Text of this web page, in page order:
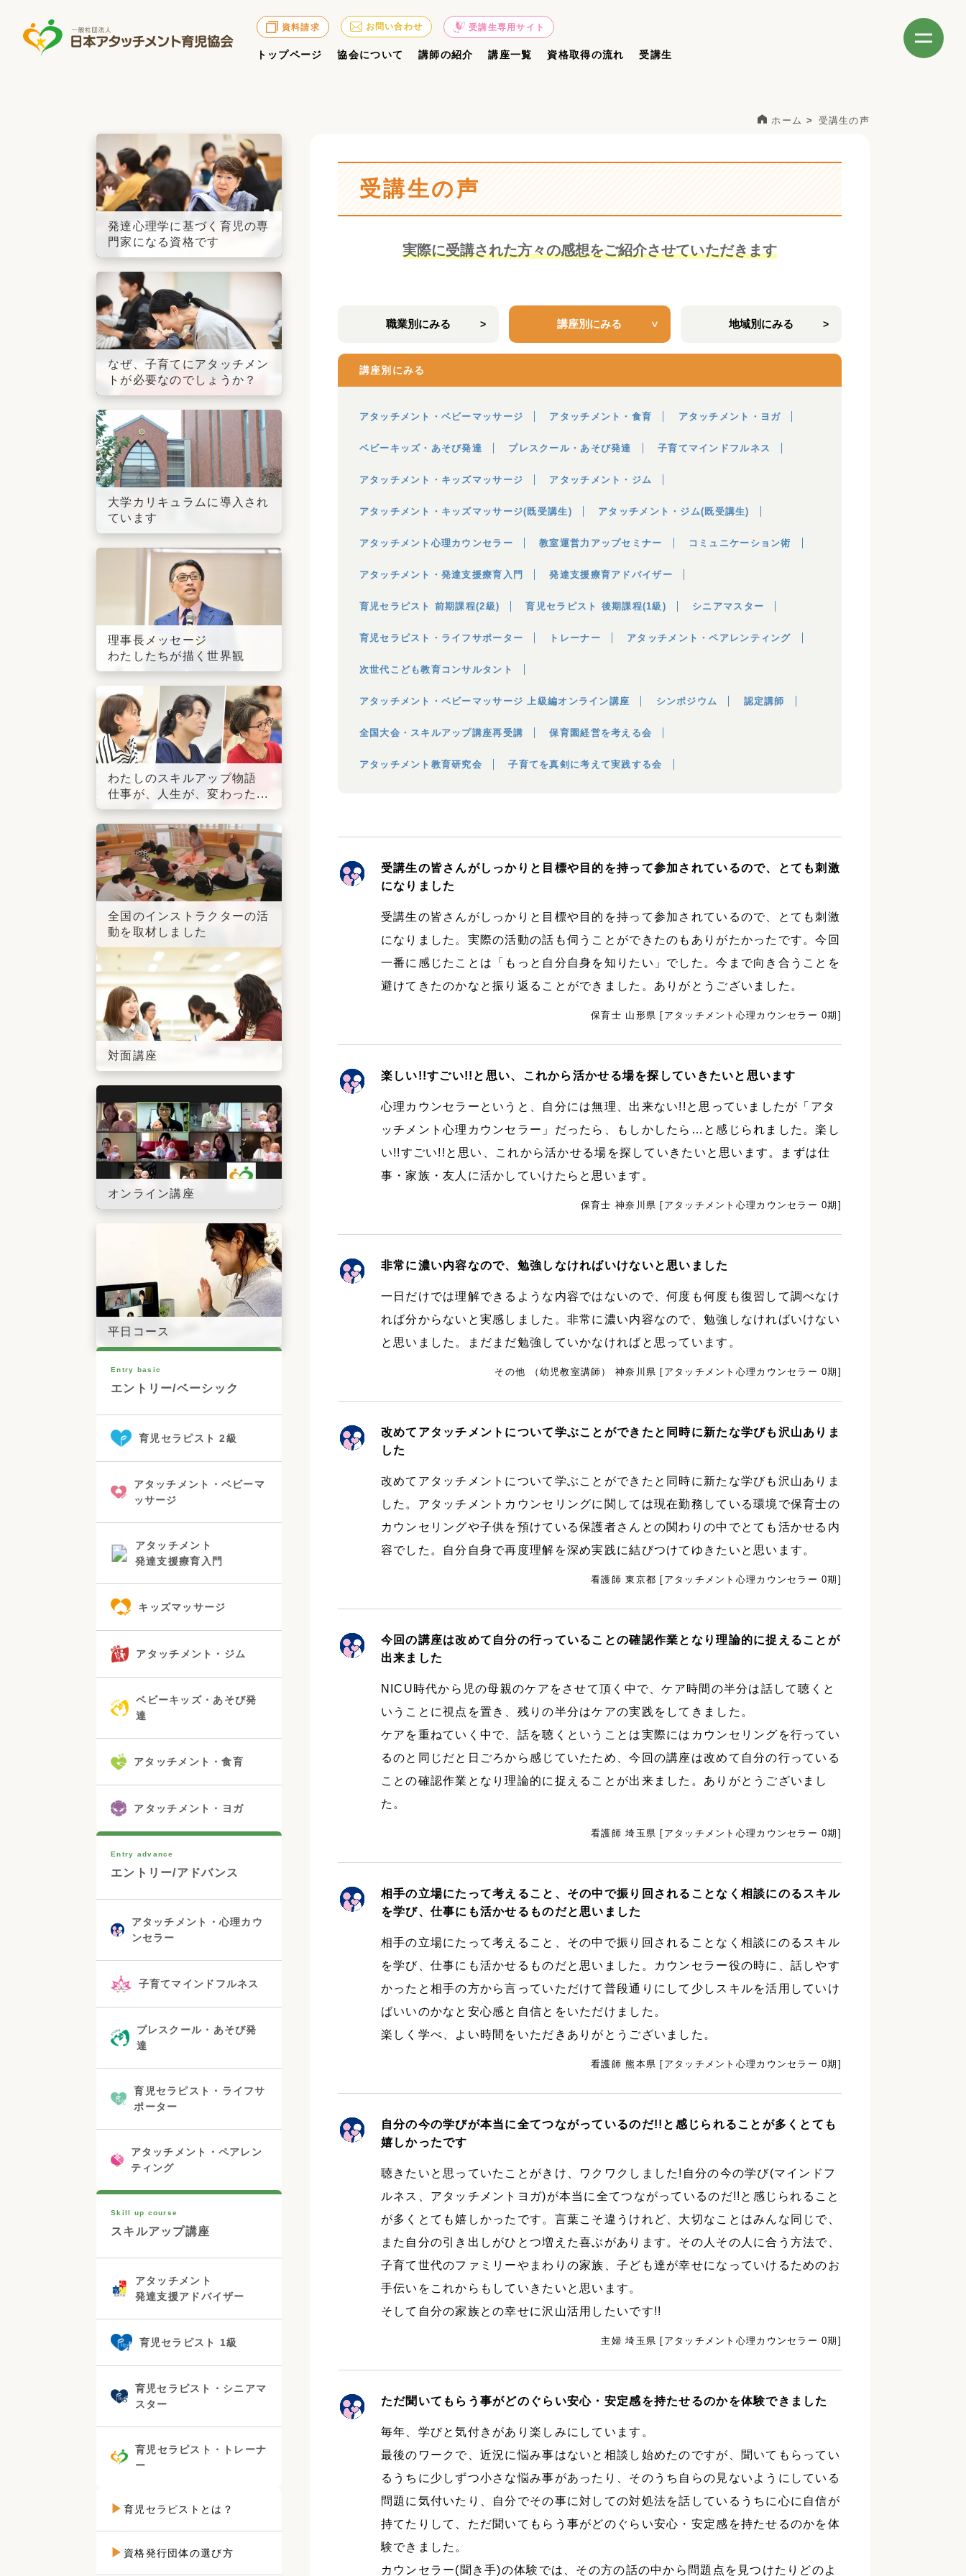
資料請求 お問い合わせ 受講生専用サイト
トップページ 協会について 講師の紹介 講座一覧 資格取得の流れ 受講生
ホーム 受講生の声
受講生の声
実際に受講された方々の感想をご紹介させていただきます
職業別にみる 講座別にみる 地域別にみる
講座別にみる
アタッチメント・ベビーマッサージ アタッチメント・食育 アタッチメント・ヨガ
ベビーキッズ・あそび発達 プレスクール・あそび発達 子育てマインドフルネス
アタッチメント・キッズマッサージ アタッチメント・ジム
アタッチメント・キッズマッサージ(既受講生) アタッチメント・ジム(既受講生)
アタッチメント心理カウンセラー 教室運営力アップセミナー コミュニケーション術
アタッチメント・発達支援療育入門 発達支援療育アドバイザー
育児セラピスト 前期課程(2級) 育児セラピスト 後期課程(1級) シニアマスター
育児セラピスト・ライフサポーター トレーナー アタッチメント・ペアレンティング
次世代こども教育コンサルタント
アタッチメント・ベビーマッサージ 上級編オンライン講座 シンポジウム 認定講師
全国大会・スキルアップ講座再受講 保育園経営を考える会
アタッチメント教育研究会 子育てを真剣に考えて実践する会
受講生の皆さんがしっかりと目標や目的を持って参加されているので、とても刺激
になりました
受講生の皆さんがしっかりと目標や目的を持って参加されているので、とても刺激
になりました。実際の活動の話も伺うことができたのもありがたかったです。今回
一番に感じたことは「もっと自分自身を知りたい」でした。今まで向き合うことを
避けてきたのかなと振り返ることができました。ありがとうございました。
保育士 山形県 [アタッチメント心理カウンセラー 0期]
楽しい!!すごい!!と思い、これから活かせる場を探していきたいと思います
心理カウンセラーというと、自分には無理、出来ない!!と思っていましたが「アタ
ッチメント心理カウンセラー」だったら、もしかしたら…と感じられました。楽し
い!!すごい!!と思い、これから活かせる場を探していきたいと思います。まずは仕
事・家族・友人に活かしていけたらと思います。
保育士 神奈川県 [アタッチメント心理カウンセラー 0期]
非常に濃い内容なので、勉強しなければいけないと思いました
一日だけでは理解できるような内容ではないので、何度も何度も復習して調べなけ
れば分からないと実感しました。非常に濃い内容なので、勉強しなければいけない
と思いました。まだまだ勉強していかなければと思っています。
その他 （幼児教室講師） 神奈川県 [アタッチメント心理カウンセラー 0期]
改めてアタッチメントについて学ぶことができたと同時に新たな学びも沢山ありま
した
改めてアタッチメントについて学ぶことができたと同時に新たな学びも沢山ありま
した。アタッチメントカウンセリングに関しては現在勤務している環境で保育士の
カウンセリングや子供を預けている保護者さんとの関わりの中でとても活かせる内
容でした。自分自身で再度理解を深め実践に結びつけてゆきたいと思います。
看護師 東京都 [アタッチメント心理カウンセラー 0期]
今回の講座は改めて自分の行っていることの確認作業となり理論的に捉えることが
出来ました
NICU時代から児の母親のケアをさせて頂く中で、ケア時間の半分は話して聴くと
いうことに視点を置き、残りの半分はケアの実践をしてきました。
ケアを重ねていく中で、話を聴くということは実際にはカウンセリングを行ってい
るのと同じだと日ごろから感じていたため、今回の講座は改めて自分の行っている
ことの確認作業となり理論的に捉えることが出来ました。ありがとうございまし
た。
看護師 埼玉県 [アタッチメント心理カウンセラー 0期]
相手の立場にたって考えること、その中で振り回されることなく相談にのるスキル
を学び、仕事にも活かせるものだと思いました
相手の立場にたって考えること、その中で振り回されることなく相談にのるスキル
を学び、仕事にも活かせるものだと思いました。カウンセラー役の時に、話しやす
かったと相手の方から言っていただけて普段通りにして少しスキルを活用していけ
ばいいのかなと安心感と自信とをいただけました。
楽しく学べ、よい時間をいただきありがとうございました。
看護師 熊本県 [アタッチメント心理カウンセラー 0期]
自分の今の学びが本当に全てつながっているのだ!!と感じられることが多くとても
嬉しかったです
聴きたいと思っていたことがきけ、ワクワクしました!自分の今の学び(マインドフ
ルネス、アタッチメントヨガ)が本当に全てつながっているのだ!!と感じられること
が多くとても嬉しかったです。言葉こそ違うけれど、大切なことはみんな同じで、
また自分の引き出しがひとつ増えた喜ぶがあります。その人その人に合う方法で、
子育て世代のファミリーやまわりの家族、子ども達が幸せになっていけるためのお
手伝いをこれからもしていきたいと思います。
そして自分の家族との幸せに沢山活用したいです!!
主婦 埼玉県 [アタッチメント心理カウンセラー 0期]
ただ聞いてもらう事がどのぐらい安心・安定感を持たせるのかを体験できました
毎年、学びと気付きがあり楽しみにしています。
最後のワークで、近況に悩み事はないと相談し始めたのですが、聞いてもらってい
るうちに少しずつ小さな悩み事があったり、そのうち自らの見ないようにしている
問題に気付いたり、自分でその事に対しての対処法を話しているうちに心に自信が
持てたりして、ただ聞いてもらう事がどのぐらい安心・安定感を持たせるのかを体
験できました。
カウンセラー(聞き手)の体験では、その方の話の中から問題点を見つけたりどのよ
発達心理学に基づく育児の専
門家になる資格です
なぜ、子育てにアタッチメン
トが必要なのでしょうか？
大学カリキュラムに導入され
ています
理事長メッセージ
わたしたちが描く世界観
わたしのスキルアップ物語
仕事が、人生が、変わった...
全国のインストラクターの活
動を取材しました
対面講座
オンライン講座
平日コース
Entry basic
エントリー/ベーシック
育児セラピスト 2級
アタッチメント・ベビーマ
ッサージ
アタッチメント
発達支援療育入門
キッズマッサージ
アタッチメント・ジム
ベビーキッズ・あそび発
達
アタッチメント・食育
アタッチメント・ヨガ
Entry advance
エントリー/アドバンス
アタッチメント・心理カウ
ンセラー
子育てマインドフルネス
プレスクール・あそび発
達
育児セラピスト・ライフサ
ポーター
アタッチメント・ペアレン
ティング
Skill up course
スキルアップ講座
アタッチメント
発達支援アドバイザー
育児セラピスト 1級
育児セラピスト・シニアマ
スター
育児セラピスト・トレーナ
ー
育児セラピストとは？
資格発行団体の選び方